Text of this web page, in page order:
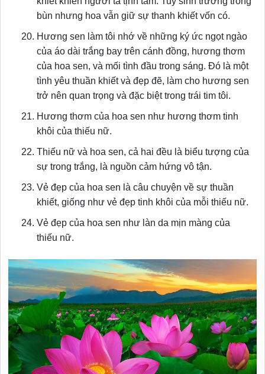
bùn nhưng hoa vẫn giữ sự thanh khiết vốn có.
Hương sen làm tôi nhớ về những ký ức ngọt ngào
của áo dài trắng bay trên cánh đồng, hương thơm
của hoa sen, và mối tình đầu trong sáng. Đó là một
tình yêu thuần khiết và đẹp đẽ, làm cho hương sen
trở nên quan trọng và đặc biệt trong trái tim tôi.
Hương thơm của hoa sen như hương thơm tinh
khôi của thiếu nữ.
Thiếu nữ và hoa sen, cả hai đều là biểu tượng của
sự trong trắng, là nguồn cảm hứng vô tận.
Vẻ đẹp của hoa sen là câu chuyện về sự thuần
khiết, giống như vẻ đẹp tinh khôi của mỗi thiếu nữ.
Vẻ đẹp của hoa sen như làn da mịn màng của
thiếu nữ.